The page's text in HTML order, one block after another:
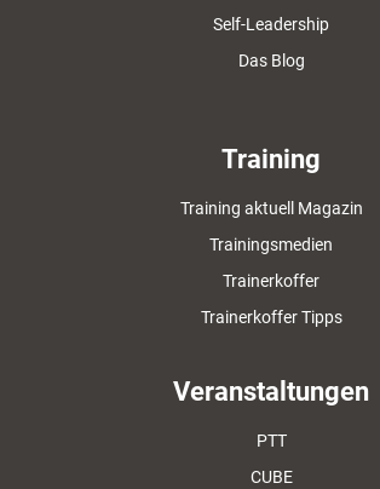
Self-Leadership
Das Blog
Training
Training aktuell Magazin
Trainingsmedien
Trainerkoffer
Trainerkoffer Tipps
Veranstaltungen
PTT
CUBE